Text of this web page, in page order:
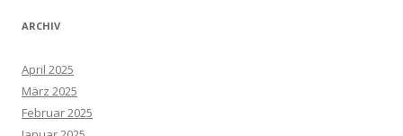
ARCHIV
April 2025
März 2025
Februar 2025